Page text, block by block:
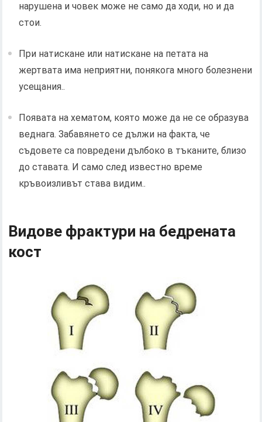
нарушена и човек може не само да ходи, но и да
стои.
При натискане или натискане на петата на
жертвата има неприятни, понякога много болезнени
усещания..
Появата на хематом, която може да не се образува
веднага. Забавянето се дължи на факта, че
съдовете са повредени дълбоко в тъканите, близо
до ставата. И само след известно време
кръвоизливът става видим..
Видове фрактури на бедрената
кост